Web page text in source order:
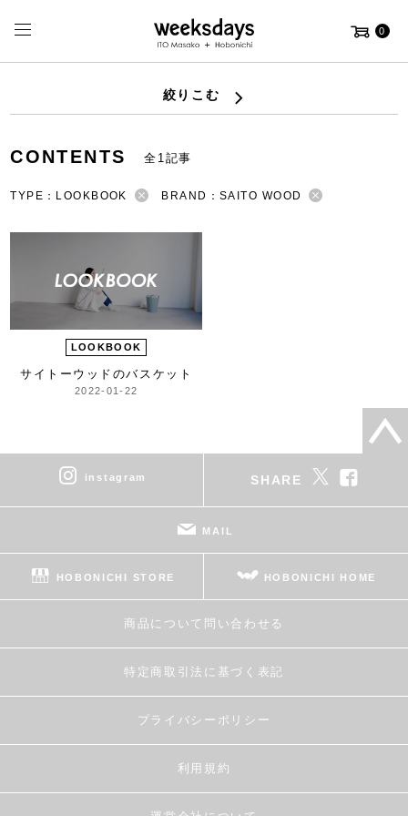
0
絞りこむ
CONTENTS 全1記事
TYPE：LOOKBOOK BRAND：SAITO WOOD
LOOKBOOK
サイトーウッドのバスケット
2022-01-22
instagram SHARE
MAIL
HOBONICHI STORE HOBONICHI HOME
商品について問い合わせる
特定商取引法に基づく表記
プライバシーポリシー
利用規約